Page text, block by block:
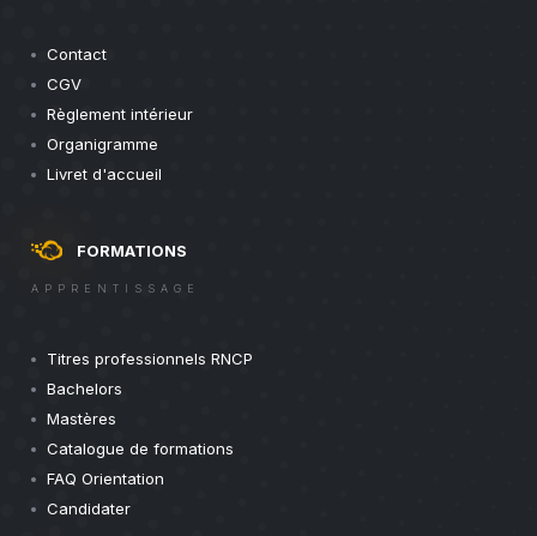
Contact
CGV
Règlement intérieur
Organigramme
Livret d'accueil
FORMATIONS
APPRENTISSAGE
Titres professionnels RNCP
Bachelors
Mastères
Catalogue de formations
FAQ Orientation
Candidater